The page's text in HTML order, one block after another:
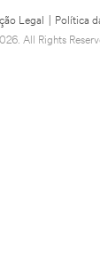
Legal Política
All Rights